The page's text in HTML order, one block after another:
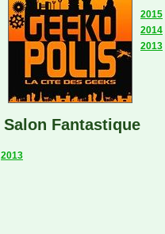
2015
2014
2013
Salon Fantastique
2013